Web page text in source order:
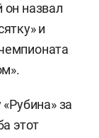
назвал
и
за
этот